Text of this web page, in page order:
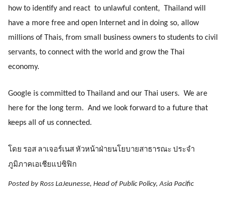
how to identify and react  to unlawful content,  Thailand will
have a more free and open Internet and in doing so, allow
millions of Thais, from small business owners to students to civil
servants, to connect with the world and grow the Thai
economy.
Google is committed to Thailand and our Thai users.  We are
here for the long term.  And we look forward to a future that
keeps all of us connected.
โดย รอส ลาเจอร์เนส หัวหน้าฝ่ายนโยบายสาธารณะ ประจำ
ภูมิภาคเอเชียแปซิฟิก
Posted by Ross LaJeunesse, Head of Public Policy, Asia Pacific